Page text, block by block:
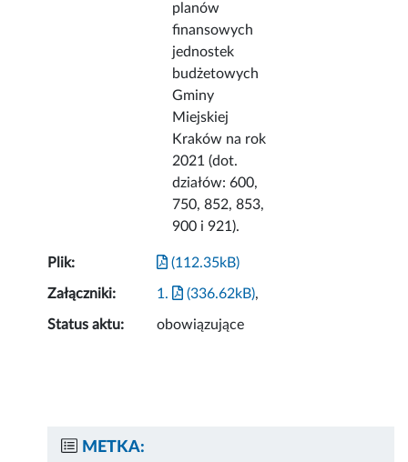
planów
finansowych
jednostek
budżetowych
Gminy
Miejskiej
Kraków na rok
2021 (dot.
działów: 600,
750, 852, 853,
900 i 921).
Plik: (112.35kB)
Załączniki: 1. (336.62kB),
Status aktu: obowiązujące
METKA: